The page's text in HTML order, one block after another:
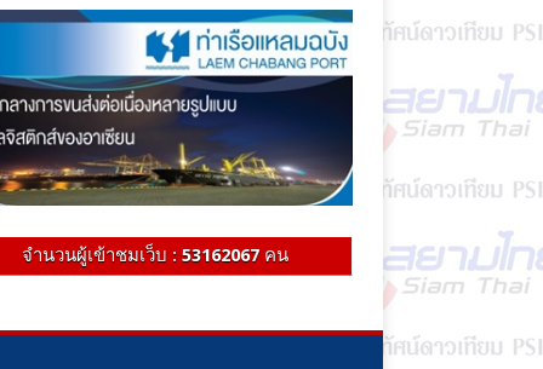
จำนวนผู้เข้าชมเว็บ : 53162067 คน